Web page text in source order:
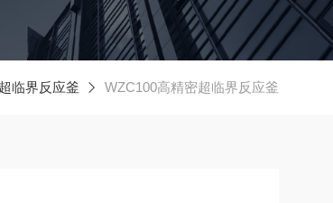
超临界反应釜 WZC100高精密超临界反应釜